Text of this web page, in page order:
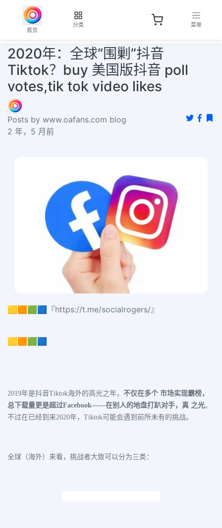
首页
分类 菜单
2020年：全球“围剿”抖音
Tiktok？buy 美国版抖音 poll
votes,tik tok video likes
Posts by www.oafans.com blog
2 年，5 月前
🟨🟧🟩🟦『https://t.me/socialrogers/』
🟨🟧🟩🟦
2019年是抖音Tiktok海外的高光之年， 不仅在多个 市场实现霸榜，
总下载量更是超过Facebook——在别人的地盘打趴对手，真 之光。
不过在已经到来2020年，Tiktok可能会遇到前所未有的挑战。
全球（海外）来看，挑战者大致可以分为三类：